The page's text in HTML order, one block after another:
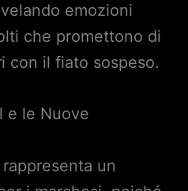
emozioni
che promettono di
con il fiato sospeso.
e le Nuove
un